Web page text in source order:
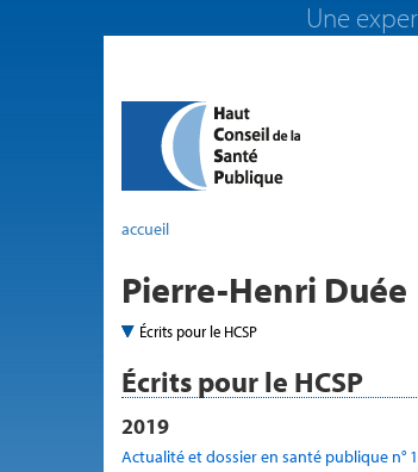
Une
accueil
Pierre-Henri Duée
Écrits pour le HCSP
Écrits pour le HCSP
2019
Actualité et dossier en santé publique n°